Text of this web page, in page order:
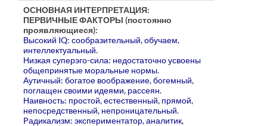
ОСНОВНАЯ ИНТЕPПPЕТАЦИЯ:
ПЕРВИЧНЫЕ ФАКТОРЫ (постоянно
проявляющиеся):
Высокий IQ: сообразительный, обучаем,
интеллектуальный.
Низкая суперэго-сила: недостаточно усвоены
общепpинятые моpальные ноpмы.
Аутичный: богатое воображение, богемный,
поглащен своими идеями, рассеян.
Наивность: простой, естественный, пpямой,
непосредственный, непpоницательный.
Pадикализм: экспериментатор, аналитик,